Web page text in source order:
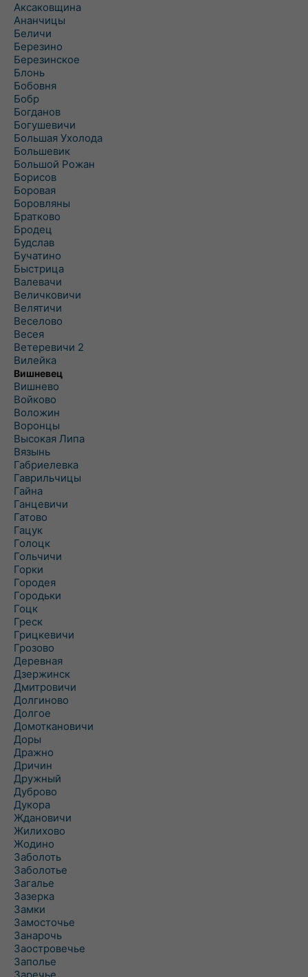
Аксаковщина
Ананчицы
Беличи
Березино
Березинское
Блонь
Бобовня
Бобр
Богданов
Богушевичи
Большая Ухолода
Большевик
Большой Рожан
Борисов
Боровая
Боровляны
Братково
Бродец
Будслав
Бучатино
Быстрица
Валевачи
Величковичи
Велятичи
Веселово
Весея
Ветеревичи 2
Вилейка
Вишневец
Вишнево
Войково
Воложин
Воронцы
Высокая Липа
Вязынь
Габриелевка
Гаврильчицы
Гайна
Ганцевичи
Гатово
Гацук
Голоцк
Гольчичи
Горки
Городея
Городьки
Гоцк
Греск
Грицкевичи
Грозово
Деревная
Дзержинск
Дмитровичи
Долгиново
Долгое
Домоткановичи
Доры
Дражно
Дричин
Дружный
Дуброво
Дукора
Ждановичи
Жилихово
Жодино
Заболоть
Заболотье
Загалье
Зазерка
Замки
Замосточье
Занарочь
Заостровечье
Заполье